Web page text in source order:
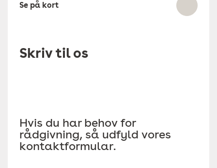
Se på kort
Skriv til os
Hvis du har behov for
rådgivning, så udfyld vores
kontaktformular.